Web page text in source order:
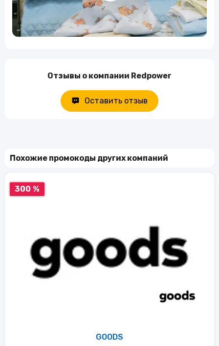
Отзывы о компании Redpower
Оставить отзыв
Похожие промокоды других компаний
300 %
GOODS